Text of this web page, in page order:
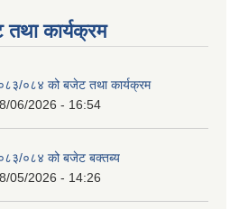
कार्यक्रम
०८४ को बजेट तथा कार्यक्रम
06/2026 - 16:54
०८४ को बजेट बक्तब्य
05/2026 - 14:26